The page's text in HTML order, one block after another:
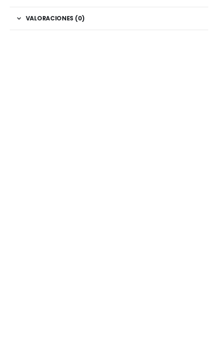
VALORACIONES (0)